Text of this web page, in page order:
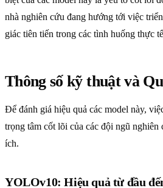
nhà nghiên cứu đang hướng tới việc
giác tiên tiến trong các tình huống thực
Thông số kỹ thuật và
Để đánh giá hiệu quả các model này,
trọng tâm cốt lõi của các đội ngũ nghiên
ích.
YOLOv10: Hiệu quả từ đầu